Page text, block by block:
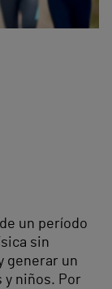
un período
sin
generar un
y niños. Por